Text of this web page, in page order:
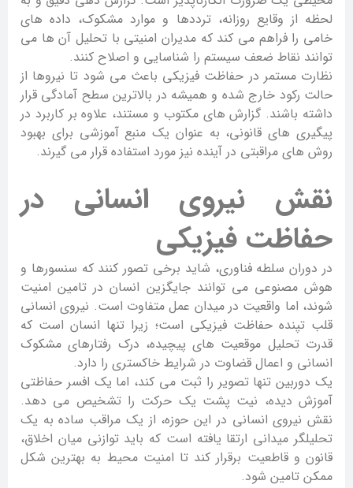
لحظه از وقایع روزانه، ترددها و موارد مشکوک، داده های
خامی را فراهم می کند که مدیران امنیتی با تحلیل آن ها می
توانند نقاط ضعف سیستم را شناسایی و اصلاح کنند.
نظارت مستمر در حفاظت فیزیکی باعث می شود تا نیروها از
حالت رکود خارج شده و همیشه در بالاترین سطح آمادگی قرار
داشته باشند. گزارش های مکتوب و مستند، علاوه بر کاربرد در
پیگیری های قانونی، به عنوان یک منبع آموزشی برای بهبود
روش های مراقبتی در آینده نیز مورد استفاده قرار می گیرند.
نقش نیروی انسانی در
حفاظت فیزیکی
در دوران سلطه فناوری، شاید برخی تصور کنند که سنسورها و
هوش مصنوعی می توانند جایگزین انسان در تامین امنیت
شوند، اما واقعیت در میدان عمل متفاوت است. نیروی انسانی
قلب تپنده حفاظت فیزیکی است؛ زیرا تنها انسان است که
قدرت تحلیل موقعیت های پیچیده، درک رفتارهای مشکوک
انسانی و اعمال قضاوت در شرایط خاکستری را دارد.
یک دوربین تنها تصویر را ثبت می کند، اما یک افسر حفاظتی
آموزش دیده، نیت پشت یک حرکت را تشخیص می دهد.
نقش نیروی انسانی در این حوزه، از یک مراقب ساده به یک
تحلیلگر میدانی ارتقا یافته است که باید توازنی میان اخلاق،
قانون و قاطعیت برقرار کند تا امنیت محیط به بهترین شکل
ممکن تامین شود.